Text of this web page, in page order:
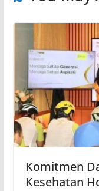
Komitmen
Kesehatan